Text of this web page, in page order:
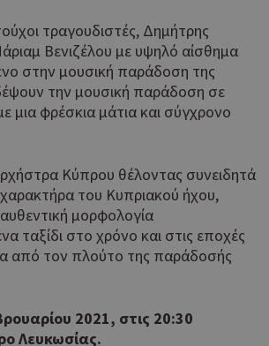
τραγουδιστές, Δημήτρης
Βενιζέλου με υψηλό αίσθημα
στην μουσική παράδοση της
την μουσική παράδοση σε
μια φρέσκια μάτια και σύγχρονο
Κύπρου θέλοντας συνειδητά
του Κυπριακού ήχου,
μορφολογία
ταξίδι στο χρόνο και στις εποχές
από τον πλούτο της παράδοσής
2021, στις 20:30
Λευκωσίας.